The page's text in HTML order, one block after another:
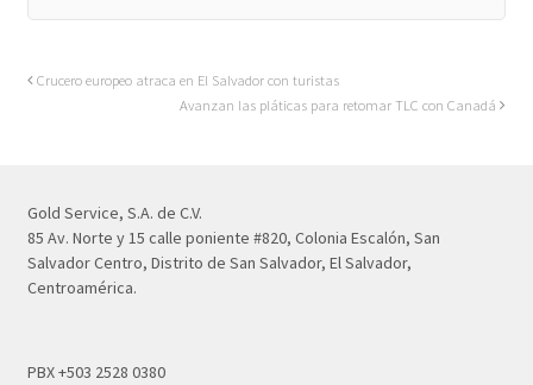
Crucero europeo atraca en El Salvador con turistas
Avanzan las pláticas para retomar TLC con Canadá
Gold Service, S.A. de C.V.
85 Av. Norte y 15 calle poniente #820, Colonia Escalón, San
Salvador Centro, Distrito de San Salvador, El Salvador,
Centroamérica.
PBX +503 2528 0380